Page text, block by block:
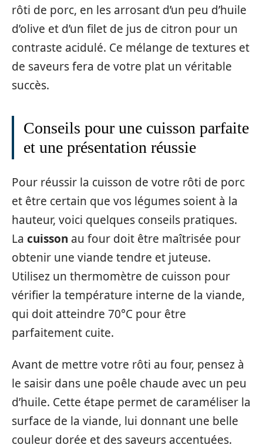
rôti de porc, en les arrosant d’un peu d’huile
d’olive et d’un filet de jus de citron pour un
contraste acidulé. Ce mélange de textures et
de saveurs fera de votre plat un véritable
succès.
Conseils pour une cuisson parfaite
et une présentation réussie
Pour réussir la cuisson de votre rôti de porc
et être certain que vos légumes soient à la
hauteur, voici quelques conseils pratiques.
La cuisson au four doit être maîtrisée pour
obtenir une viande tendre et juteuse.
Utilisez un thermomètre de cuisson pour
vérifier la température interne de la viande,
qui doit atteindre 70°C pour être
parfaitement cuite.
Avant de mettre votre rôti au four, pensez à
le saisir dans une poêle chaude avec un peu
d’huile. Cette étape permet de caraméliser la
surface de la viande, lui donnant une belle
couleur dorée et des saveurs accentuées.